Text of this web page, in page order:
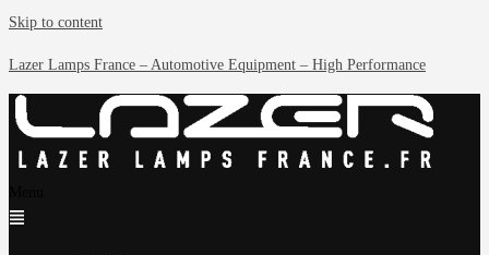
Skip to content
Lazer Lamps France – Automotive Equipment – High Performance